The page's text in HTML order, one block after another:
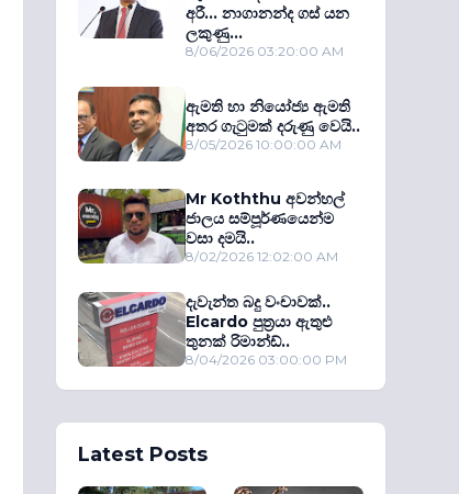
අරී... නාගානන්ද ගස් යන
ලකුණු...
8/06/2026 03:20:00 AM
ඇමති හා නියෝජ්‍ය ඇමති
අතර ගැටුමක් දරුණු වෙයි..
8/05/2026 10:00:00 AM
Mr Koththu අවන්හල්
ජාලය සම්පූර්ණයෙන්ම
වසා දමයි..
8/02/2026 12:02:00 AM
දැවැන්ත බදු වංචාවක්..
Elcardo පුත‍්‍රයා ඇතුළු
තුනක් රිමාන්ඩ්..
8/04/2026 03:00:00 PM
Latest Posts